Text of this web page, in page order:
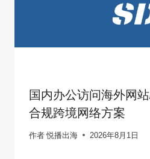
国内办公访问海外网
合规跨境网络方案
作者 悦播出海 2026年8月1日